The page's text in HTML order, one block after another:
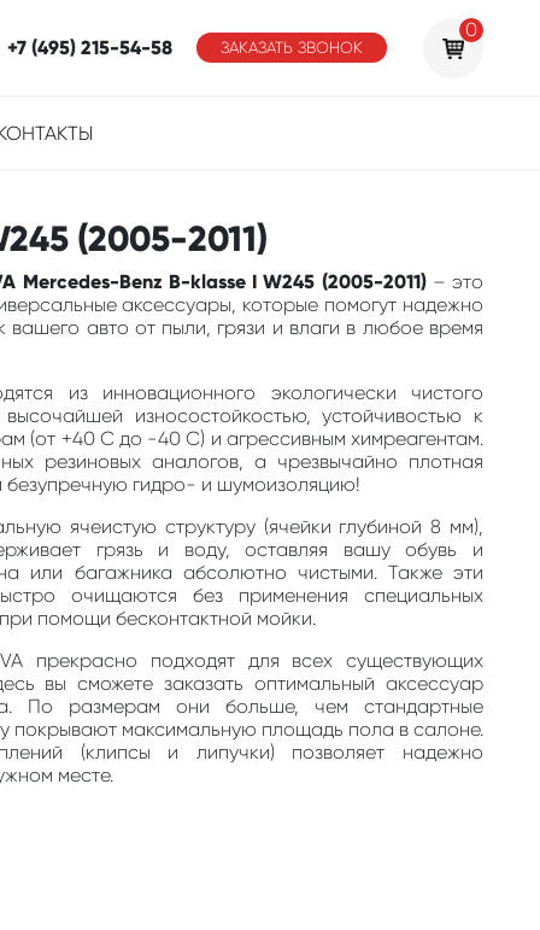
+7 (495) 215-54-58 ЗАКАЗАТЬ ЗВОНОК
0
(2005-2011)
Mercedes-Benz B-klasse I W245 (2005-2011) – это
аксессуары, которые помогут надежно
вашего авто от пыли, грязи и влаги в любое время
из инновационного экологически чистого
износостойкостью, устойчивостью к
(от +40 С до -40 С) и агрессивным химреагентам.
резиновых аналогов, а чрезвычайно плотная
безупречную гидро- и шумоизоляцию!
ячеистую структуру (ячейки глубиной 8 мм),
грязь и воду, оставляя вашу обувь и
или багажника абсолютно чистыми. Также эти
очищаются без применения специальных
помощи бесконтактной мойки.
прекрасно подходят для всех существующих
вы сможете заказать оптимальный аксессуар
По размерам они больше, чем стандартные
покрывают максимальную площадь пола в салоне.
(клипсы и липучки) позволяет надежно
месте.